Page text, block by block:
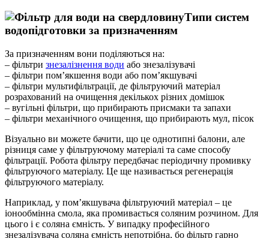
Типи систем
водопідготовки за призначенням
За призначенням вони поділяються на:
– фільтри знезалізнення води або знезалізувачі
– фільтри пом’якшення води або пом’якшувачі
– фільтри мультифільтрації, де фільтруючий матеріал
розрахований на очищення декількох різних домішок
– вугільні фільтри, що прибирають присмаки та запахи
– фільтри механічного очищення, що прибирають мул, пісок
Візуально ви можете бачити, що це однотипні балони, але
різниця саме у фільтруючому матеріалі та саме способу
фільтрації. Робота фільтру передбачає періодичну промивку
фільтруючого матеріалу. Це ще називається регенерація
фільтруючого матеріалу.
Наприклад, у пом’якшувача фільтруючий матеріал – це
іонообмінна смола, яка промивається соляним розчином. Для
цього і є соляна ємність. У випадку професійного
знезалізувача соляна ємність непотрібна, бо фільтр гарно